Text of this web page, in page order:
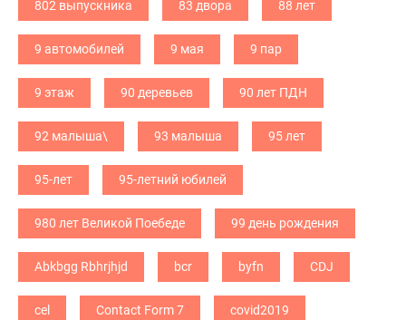
802 выпускника 83 двора 88 лет
9 автомобилей 9 мая 9 пар
9 этаж 90 деревьев 90 лет ПДН
92 малыша\ 93 малыша 95 лет
95-лет 95-летний юбилей
980 лет Великой Поебеде 99 день рождения
Abkbgg Rbhrjhjd bcr byfn CDJ
cel Contact Form 7 covid2019